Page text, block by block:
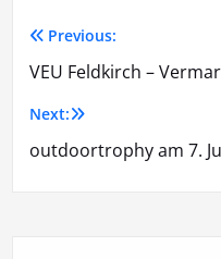
Previous:
VEU Feldkirch –
Next:
outdoortrophy am 7.